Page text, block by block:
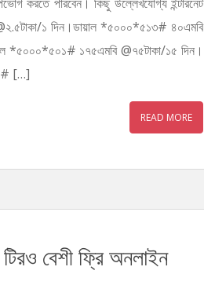
১ দিন।ডায়াল *৫০০০*৫১৩# ৪০এমবি
*৫০০০*৫০১# ১৭৫এমবি @৭৫টাকা/১৫ দিন।
[…]
READ MORE
বেশী ফ্রি অনলাইন